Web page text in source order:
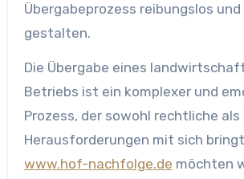
Übergabeprozess reibungslos
gestalten.
Die Übergabe eines
Betriebs ist ein komplexer und
Prozess, der sowohl rechtliche
Herausforderungen mit sich
www.hof-nachfolge.de möchten